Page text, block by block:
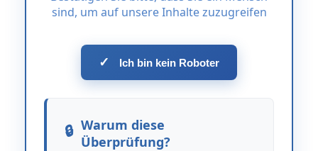
sind, um auf unsere Inhalte zuzugreifen
✓ Ich bin kein Roboter
Warum diese
Überprüfung?